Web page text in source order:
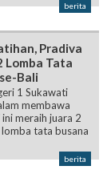
berita
Pradiva
Lomba Tata
Bali
1 Sukawati
membawa
meraih juara 2
tata busana
berita